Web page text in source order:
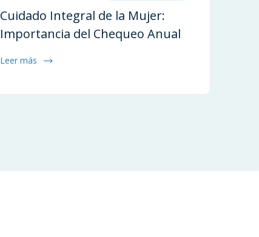
Cuidado Integral de la Mujer:
Importancia del Chequeo Anual
Leer más